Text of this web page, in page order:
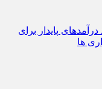
پایدار برای
ها